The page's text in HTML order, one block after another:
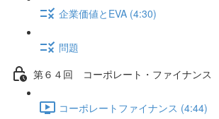
企業価値とEVA (4:30)
問題
第６４回 コーポレート・ファイナンス
コーポレートファイナンス (4:44)